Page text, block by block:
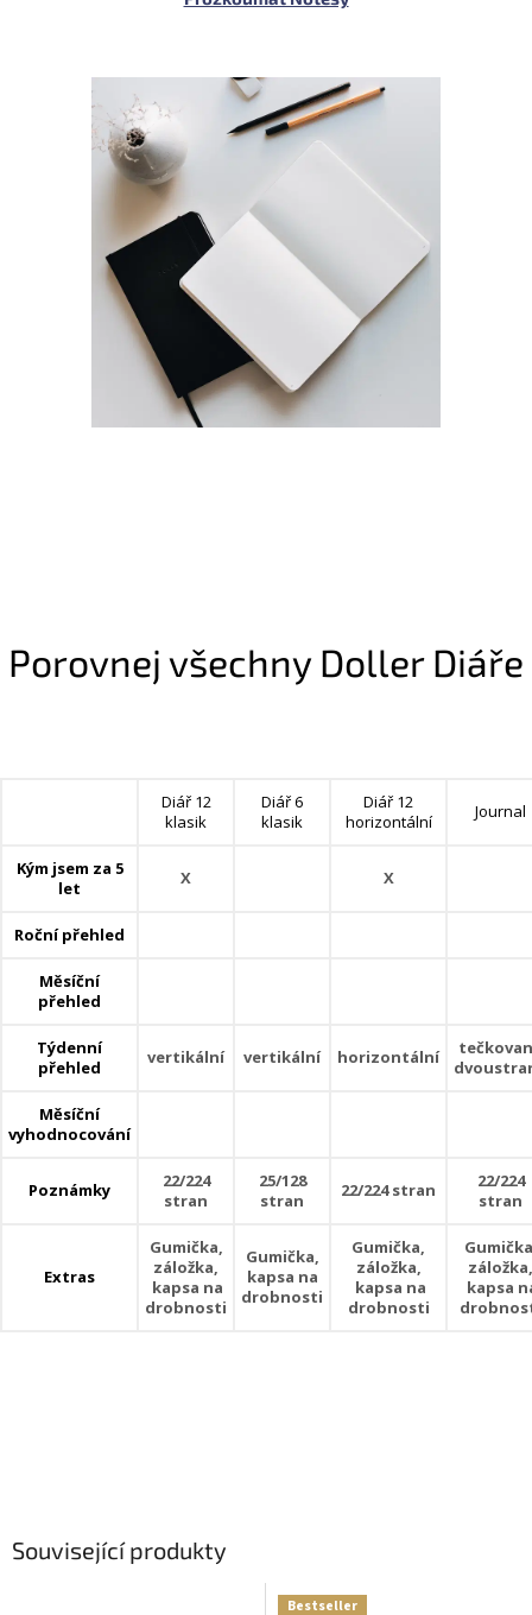
Související produkty
Bestseller
Porovnej všechny Doller Diáře
Diář 12
klasik
Diář 6
klasik
Diář 12
horizontální
Journal
Kým jsem za 5
let
X X
Roční přehled
Měsíční
přehled
Týdenní
přehled
vertikální vertikální horizontální
Měsíční
vyhodnocování
Poznámky
22/224
stran
25/128
stran
22/224 stran
22/224
stran
Extras
Gumička,
záložka,
kapsa na
drobnosti
Gumička,
kapsa na
drobnosti
Gumička,
záložka,
kapsa na
drobnosti
záložka,
kapsa